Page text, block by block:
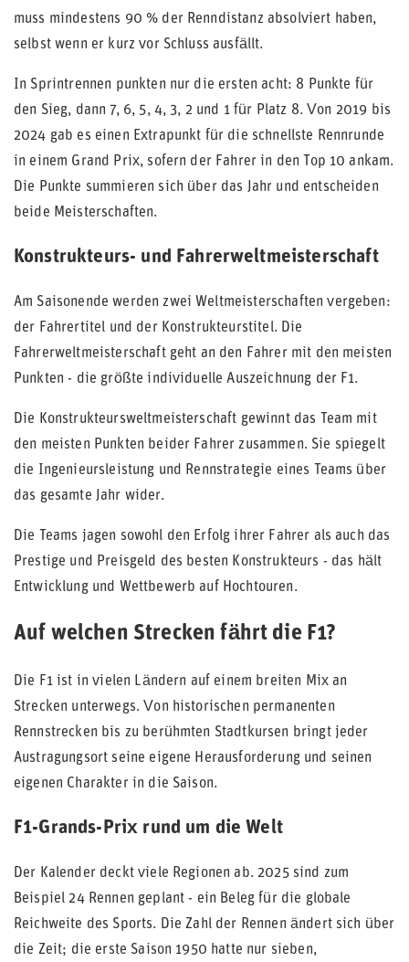
muss mindestens 90 % der Renndistanz absolviert haben,
selbst wenn er kurz vor Schluss ausfällt.
In Sprintrennen punkten nur die ersten acht: 8 Punkte für
den Sieg, dann 7, 6, 5, 4, 3, 2 und 1 für Platz 8. Von 2019 bis
2024 gab es einen Extrapunkt für die schnellste Rennrunde
in einem Grand Prix, sofern der Fahrer in den Top 10 ankam.
Die Punkte summieren sich über das Jahr und entscheiden
beide Meisterschaften.
Konstrukteurs- und Fahrerweltmeisterschaft
Am Saisonende werden zwei Weltmeisterschaften vergeben:
der Fahrertitel und der Konstrukteurstitel. Die
Fahrerweltmeisterschaft geht an den Fahrer mit den meisten
Punkten - die größte individuelle Auszeichnung der F1.
Die Konstrukteursweltmeisterschaft gewinnt das Team mit
den meisten Punkten beider Fahrer zusammen. Sie spiegelt
die Ingenieursleistung und Rennstrategie eines Teams über
das gesamte Jahr wider.
Die Teams jagen sowohl den Erfolg ihrer Fahrer als auch das
Prestige und Preisgeld des besten Konstrukteurs - das hält
Entwicklung und Wettbewerb auf Hochtouren.
Auf welchen Strecken fährt die F1?
Die F1 ist in vielen Ländern auf einem breiten Mix an
Strecken unterwegs. Von historischen permanenten
Rennstrecken bis zu berühmten Stadtkursen bringt jeder
Austragungsort seine eigene Herausforderung und seinen
eigenen Charakter in die Saison.
F1-Grands-Prix rund um die Welt
Der Kalender deckt viele Regionen ab. 2025 sind zum
Beispiel 24 Rennen geplant - ein Beleg für die globale
Reichweite des Sports. Die Zahl der Rennen ändert sich über
die Zeit; die erste Saison 1950 hatte nur sieben,